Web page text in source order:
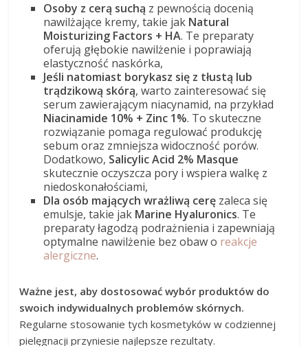
Osoby z cerą suchą z pewnością docenią
nawilżające kremy, takie jak Natural
Moisturizing Factors + HA. Te preparaty
oferują głębokie nawilżenie i poprawiają
elastyczność naskórka,
Jeśli natomiast borykasz się z tłustą lub
trądzikową skórą, warto zainteresować się
serum zawierającym niacynamid, na przykład
Niacinamide 10% + Zinc 1%. To skuteczne
rozwiązanie pomaga regulować produkcję
sebum oraz zmniejsza widoczność porów.
Dodatkowo, Salicylic Acid 2% Masque
skutecznie oczyszcza pory i wspiera walkę z
niedoskonałościami,
Dla osób mających wrażliwą cerę zaleca się
emulsje, takie jak Marine Hyaluronics. Te
preparaty łagodzą podrażnienia i zapewniają
optymalne nawilżenie bez obaw o reakcje
alergiczne.
Ważne jest, aby dostosować wybór produktów do
swoich indywidualnych problemów skórnych.
Regularne stosowanie tych kosmetyków w codziennej
pielęgnacji przyniesie najlepsze rezultaty.